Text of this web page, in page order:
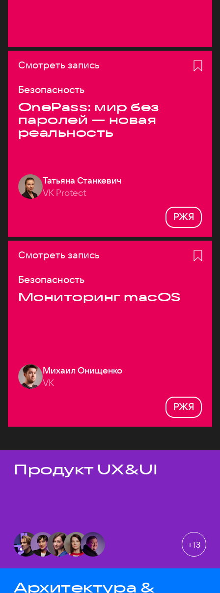
Смотреть запись
Безопасность
OnePass: мир без
паролей — новая
реальность
Татьяна Станкевич
VK Protect
РЖЯ
Смотреть запись
Безопасность
Мониторинг macOS
Михаил Онищенко
VK
РЖЯ
Темы докладов
Продукт UX&UI
+13
Архитектура &